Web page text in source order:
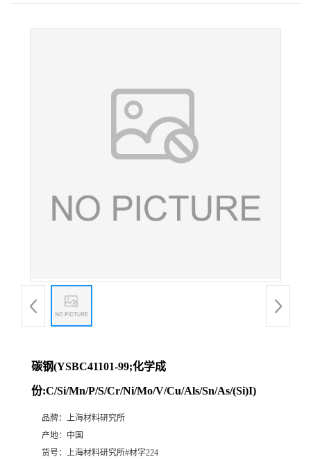
碳钢(YSBC41101-99;化学成
份:C/Si/Mn/P/S/Cr/Ni/Mo/V/Cu/Als/Sn/As/(Si)I)
品牌： 上海材料研究所
产地： 中国
货号： 上海材料研究所#材字224